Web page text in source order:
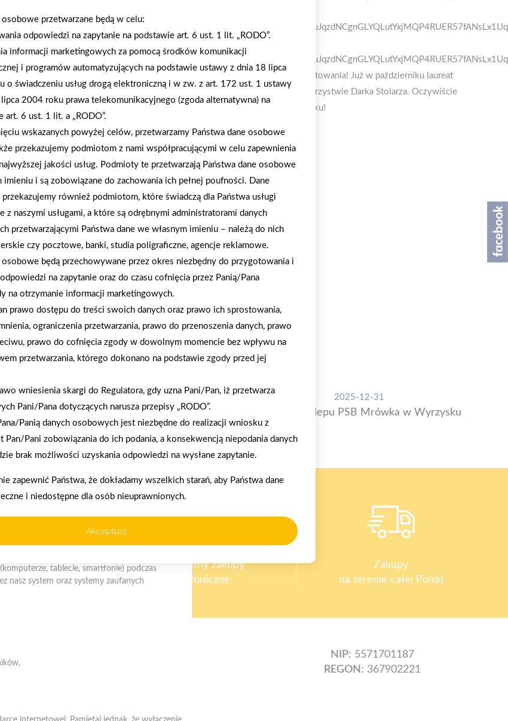
https://www.facebook.com/PSBMrowka/posts/
https://www.facebook.com/PSBMrowka/posts/
comment_id=1432516404467791 Na tym jednak nie kończymy świętowania! Już w październiku laureat
głównej nagrody wybierze się na zakupy do wybranej Mrówki w towarzystwie Darka Stolarza. Oczywiście
będziemy zdawać relacje z tego wydarzenia – śledźcie nas na Facebooku!
AKTUALNOŚCI
2026-01-12
S.A. dołącza do Grupy PSB. Sieć kończy
rok strategicznym otwarciem po rebrandingu
2025-12-31
Otwarcie sklepu PSB Mrówka w Wyrzysku
w systemie
Oferujemy zakupy
telefoniczne
Zakupy
na terenie całej Polski
NIP: 5571701187
REGON: 367902221
osobowe przetwarzane będą w celu:
odpowiedzi na zapytanie na podstawie art. 6 ust. 1 lit. „RODO”.
informacji marketingowych za pomocą środków komunikacji
i programów automatyzujących na podstawie ustawy z dnia 18 lipca
o świadczeniu usług drogą elektroniczną i w zw. z art. 172 ust. 1 ustawy
2004 roku prawa telekomunikacyjnego (zgoda alternatywna) na
art. 6 ust. 1 lit. a „RODO”.
wskazanych powyżej celów, przetwarzamy Państwa dane osobowe
przekazujemy podmiotom z nami współpracującymi w celu zapewnienia
jakości usług. Podmioty te przetwarzają Państwa dane osobowe
imieniu i są zobowiązane do zachowania ich pełnej poufności. Dane
również podmiotom, które świadczą dla Państwa usługi
z naszymi usługami, a które są odrębnymi administratorami danych
przetwarzającymi Państwa dane we własnym imieniu – należą do nich
czy pocztowe, banki, studia poligraficzne, agencje reklamowe.
osobowe będą przechowywane przez okres niezbędny do przygotowania i
na zapytanie oraz do czasu cofnięcia przez Panią/Pana
na otrzymanie informacji marketingowych.
prawo dostępu do treści swoich danych oraz prawo ich sprostowania,
ograniczenia przetwarzania, prawo do przenoszenia danych, prawo
prawo do cofnięcia zgody w dowolnym momencie bez wpływu na
przetwarzania, którego dokonano na podstawie zgody przed jej
wniesienia skargi do Regulatora, gdy uzna Pani/Pan, iż przetwarza
Pani/Pana dotyczących narusza przepisy „RODO”.
Panią danych osobowych jest niezbędne do realizacji wniosku z
Pan/Pani zobowiązania do ich podania, a konsekwencją niepodania danych
brak możliwości uzyskania odpowiedzi na wysłane zapytanie.
zapewnić Państwa, że dokładamy wszelkich starań, aby Państwa dane
i niedostępne dla osób nieuprawnionych.
Akceptuję
działania strony, poprawy komfortu
tablecie, smartfonie) podczas
nasz system oraz systemy zaufanych